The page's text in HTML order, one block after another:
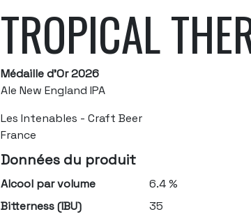
TROPICAL
Médaille d'Or 2026
Ale New England IPA
Les Intenables - Craft Beer
France
Données du produit
Alcool par volume
6.4 %
Bitterness (IBU)
35